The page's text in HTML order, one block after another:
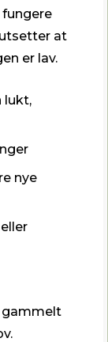
at
er lav.
lukt,
nye
gammelt